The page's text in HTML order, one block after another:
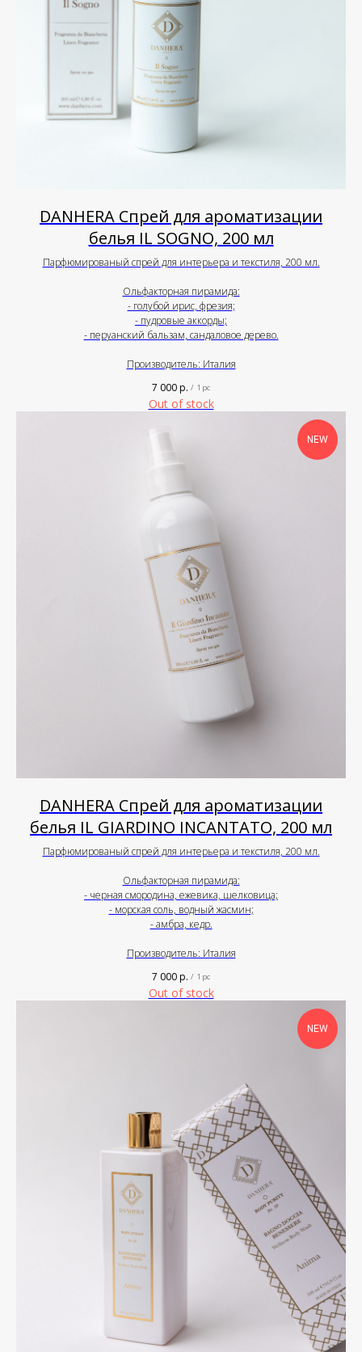
DANHERA Спрей для ароматизации
белья IL SOGNO, 200 мл
Парфюмированый спрей для интерьера и текстиля, 200 мл.
Ольфакторная пирамида:
- голубой ирис, фрезия;
- пудровые аккорды;
- перуанский бальзам, сандаловое дерево.
Производитель: Италия
7 000р. / 1 pc
Out of stock
NEW
DANHERA Спрей для ароматизации
белья IL GIARDINO INCANTATO, 200 мл
Парфюмированый спрей для интерьера и текстиля, 200 мл.
Ольфакторная пирамида:
- черная смородина, ежевика, шелковица;
- морская соль, водный жасмин;
- амбра, кедр.
Производитель: Италия
7 000р. / 1 pc
Out of stock
NEW